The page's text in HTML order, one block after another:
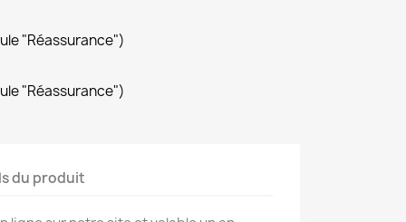
"Réassurance")
"Réassurance")
du produit